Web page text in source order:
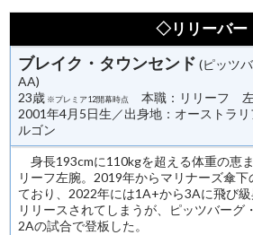
◇リリーバー
ブレイク・タウンセンド (ピッツ
AA)
23歳 ※プレミア12開幕時点
本職：リリーフ
2001年4月5日生／出身地：オーストラ
ルゴン
身長193cmに110kgを超える体重の恵
リーフ左腕。2019年からマリナーズ傘
ており、2022年には1A+から3Aに飛び
リリースされてしまうが、ピッツバーグ
2Aの試合で登板した。